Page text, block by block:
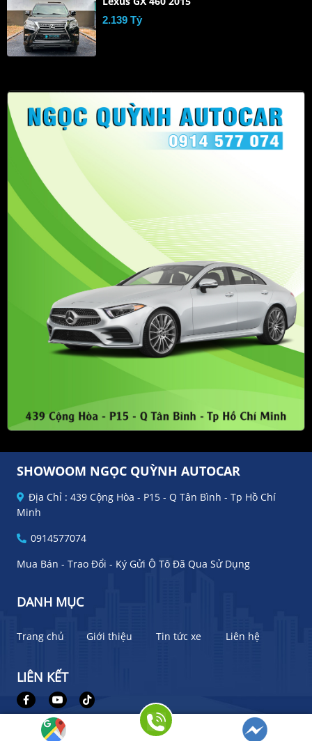
2.139 Tỷ
SHOWOOM NGỌC QUỲNH AUTOCAR
Địa Chỉ : 439 Cộng Hòa - P15 - Q Tân Bình - Tp Hồ Chí
Minh
0914577074
Mua Bán - Trao Đổi - Ký Gửi Ô Tô Đã Qua Sử Dụng
DANH MỤC
Trang chủ Giới thiệu Tin tức xe Liên hệ
LIÊN KẾT
Bản quyền thuộc về Ngọc Quỳnh Autocar